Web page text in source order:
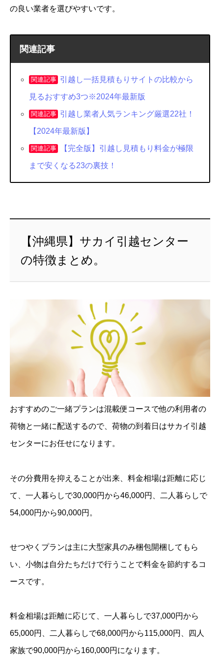
の良い業者を選びやすいです。
関連記事
関連記事 引越し一括見積もりサイトの比較から
見るおすすめ3つ※2024年最新版
関連記事 引越し業者人気ランキング厳選22社！
【2024年最新版】
関連記事 【完全版】引越し見積もり料金が極限
まで安くなる23の裏技！
【沖縄県】サカイ引越センター
の特徴まとめ。
おすすめのご一緒プランは混載便コースで他の利用者の
荷物と一緒に配送するので、荷物の到着日はサカイ引越
センターにお任せになります。
その分費用を抑えることが出来、料金相場は距離に応じ
て、一人暮らしで30,000円から46,000円、二人暮らしで
54,000円から90,000円。
せつやくプランは主に大型家具のみ梱包開梱してもら
い、小物は自分たちだけで行うことで料金を節約するコ
ースです。
料金相場は距離に応じて、一人暮らしで37,000円から
65,000円、二人暮らしで68,000円から115,000円、四人
家族で90,000円から160,000円になります。